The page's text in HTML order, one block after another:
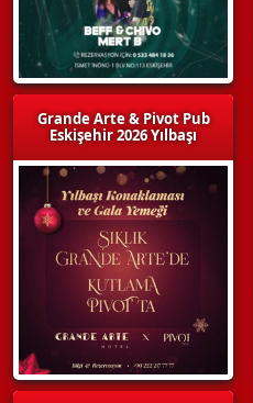
Grande Arte & Pivot Pub
Eskişehir 2026 Yılbaşı